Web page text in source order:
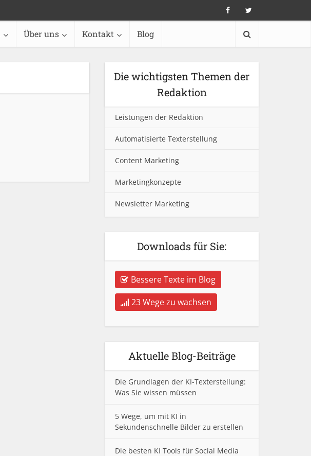
Über uns Kontakt Blog
Die wichtigsten Themen der
Redaktion
Leistungen der Redaktion
Automatisierte Texterstellung
Content Marketing
Marketingkonzepte
Newsletter Marketing
Downloads für Sie:
Bessere Texte im Blog
23 Wege zu wachsen
Aktuelle Blog-Beiträge
Die Grundlagen der KI-Texterstellung:
Was Sie wissen müssen
5 Wege, um mit KI in
Sekundenschnelle Bilder zu erstellen
Die besten KI Tools für Social Media